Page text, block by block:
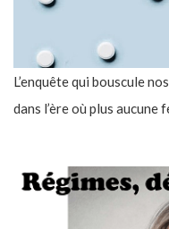
L’enquête qui bouscule
dans l’ère où plus aucune